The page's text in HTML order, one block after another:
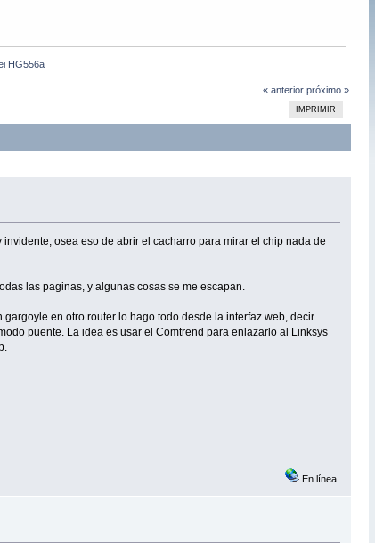
HG556a
« anterior próximo »
IMPRIMIR
osea eso de abrir el cacharro para mirar el chip nada de
las paginas, y algunas cosas se me escapan.
en otro router lo hago todo desde la interfaz web, decir
puente. La idea es usar el Comtrend para enlazarlo al Linksys
En línea